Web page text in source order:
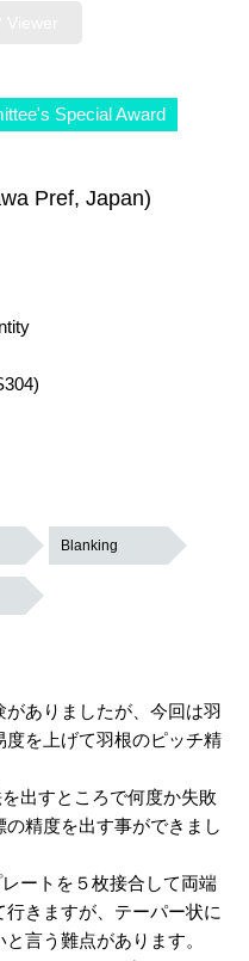
Special Award
Pref, Japan)
Blanking
ありましたが、今回は羽
を上げて羽根のピッチ精
出すところで何度か失敗
精度を出す事ができまし
ートを５枚接合して両端
きますが、テーパー状に
言う難点があります。